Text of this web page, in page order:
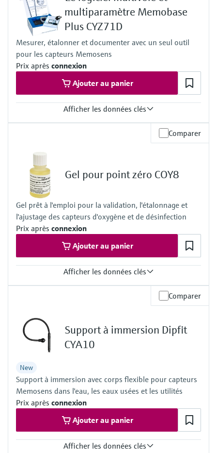
Pression de process
1 bar, pas prévu pour la mesure continue dans le process
multiparamètre Memobase
Plus CYZ71D
Mesurer, étalonner et documenter avec un seul outil
pour les capteurs Memosens
Prix après connexion
Ajouter au panier
Afficher les données clés
Selon les capteurs raccordés, voir les spécifications des capteurs
Comparer
Gel pour point zéro COY8
Gel prêt à l'emploi pour la validation, l'étalonnage et
l'ajustage des capteurs d'oxygène et de désinfection
Prix après connexion
Ajouter au panier
Afficher les données clés
Comparer
Support à immersion Dipfit
CYA10
New
Support à immersion avec corps flexible pour capteurs
Memosens dans l'eau, les eaux usées et les utilités
Prix après connexion
Ajouter au panier
Afficher les données clés